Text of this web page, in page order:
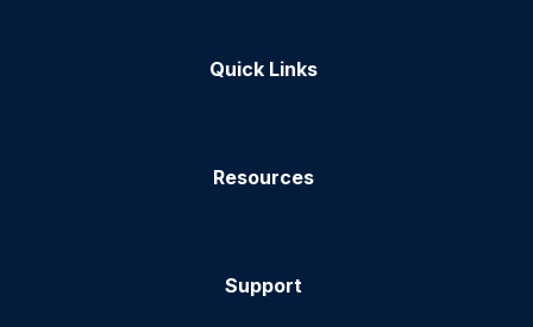
Quick Links
Resources
Support